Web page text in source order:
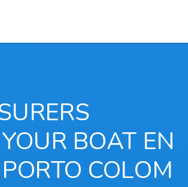
BOAT EN
COLOM